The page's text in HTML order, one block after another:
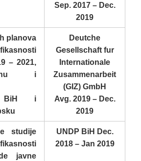
Sep. 2017 – Dec.
2019
planova
– 2021,
i
BiH i
Deutche
Gesellschaft fur
Internationale
Zusammenarbeit
(GIZ) GmbH
Avg. 2019 – Dec.
2019
studije
javne
UNDP BiH Dec.
2018 – Jan 2019